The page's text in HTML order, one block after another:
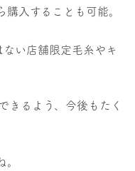
購入することも可能。
い店舗限定毛糸やキ
きるよう、今後もたく
。